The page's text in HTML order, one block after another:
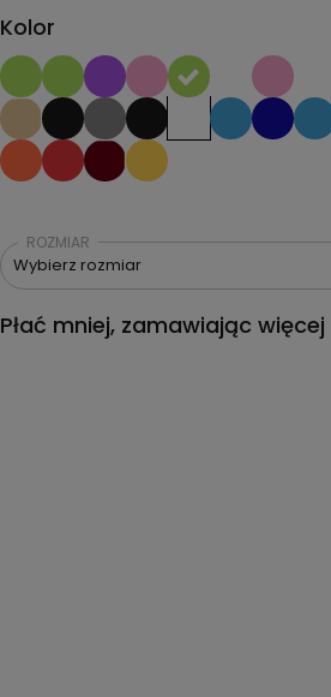
Kolor
ROZMIAR
Wybierz rozmiar
Płać mniej, zamawiając więcej